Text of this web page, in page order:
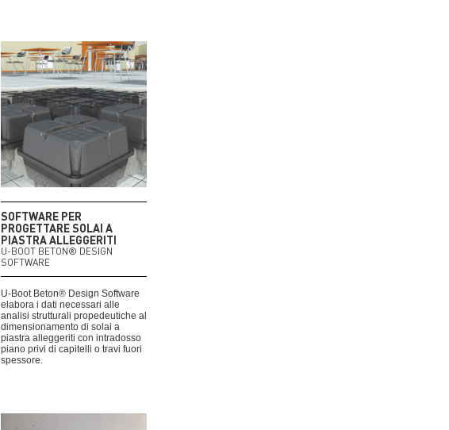
SOFTWARE PER
PROGETTARE SOLAI A
PIASTRA ALLEGGERITI
U-BOOT BETON® DESIGN
SOFTWARE
U-Boot Beton® Design Software
elabora i dati necessari alle
analisi strutturali propedeutiche al
dimensionamento di solai a
piastra alleggeriti con intradosso
piano privi di capitelli o travi fuori
spessore.